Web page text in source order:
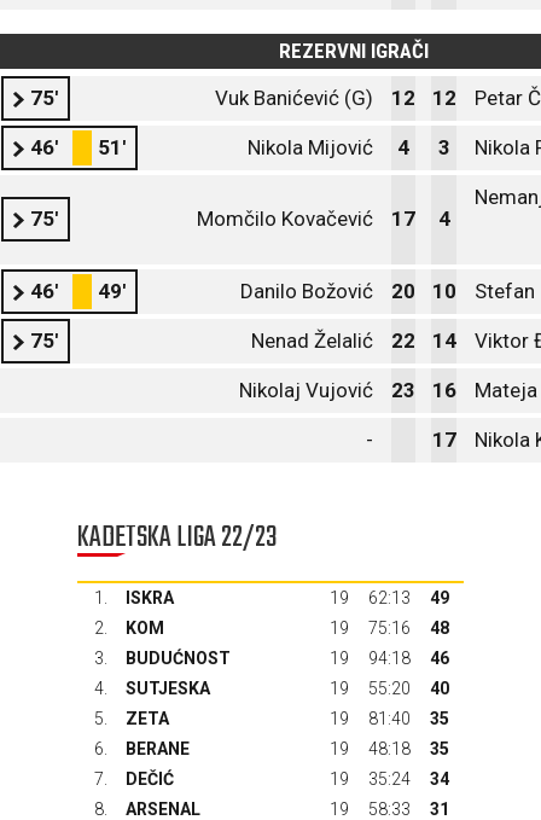
REZERVNI IGRAČI
75'
Vuk Banićević (G) 12 12 Petar
46' 51' Nikola Mijović 4 3 Nikola
75' Momčilo Kovačević 17 4
46' 49' Danilo Božović 20 10 Stefan
75' Nenad Želalić 22 14 Viktor
Nikolaj Vujović 23 16
- 17 Nikola
KADETSKA LIGA 22/23
1. ISKRA 19 62:13
49
2.
KOM 19 75:16
48
3.
BUDUĆNOST 19 94:18
46
4.
SUTJESKA 19 55:20
40
5.
ZETA 19 81:40
35
6.
BERANE 19 48:18
35
7.
DEČIĆ 19 35:24
34
8.
ARSENAL 19 58:33
31